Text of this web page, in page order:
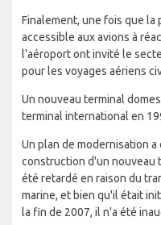
Finalement, une fois que
accessible aux avions à
l'aéroport ont invité le
pour les voyages aériens
Un nouveau terminal
terminal international en
Un plan de modernisation
construction d'un nouveau
été retardé en raison du
marine, et bien qu'il était
la fin de 2007, il n'a été